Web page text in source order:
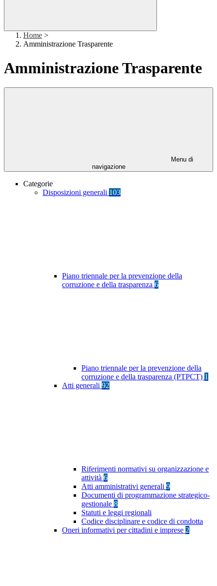
Home >
Amministrazione Trasparente
Amministrazione Trasparente
Menu di
navigazione
Categorie
Disposizioni generali 103
Piano triennale per la prevenzione della
corruzione e della trasparenza 6
Piano triennale per la prevenzione della
corruzione e della trasparenza (PTPCT) 1
Atti generali 92
Riferimenti normativi su organizzazione e
attività 6
Atti amministrativi generali 9
Documenti di programmazione strategico-
gestionale 8
Statuti e leggi regionali
Codice disciplinare e codice di condotta
Oneri informativi per cittadini e imprese 2